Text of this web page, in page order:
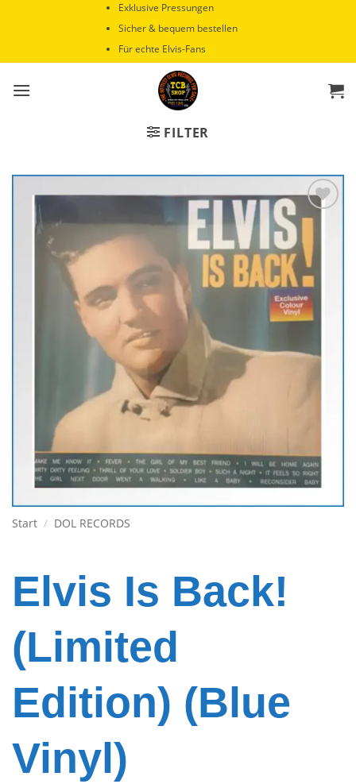
Exklusive Pressungen
Sicher & bequem bestellen
Für echte Elvis-Fans
FILTER
Zur
Wunschliste
hinzufügen
Start / DOL RECORDS
Elvis Is Back!
(Limited
Edition) (Blue
Vinyl)